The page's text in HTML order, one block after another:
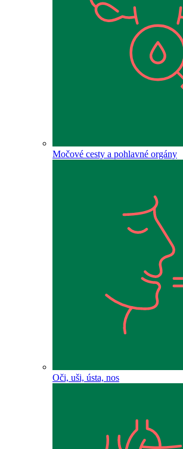
Močové cesty a pohlavné orgány
Oči, uši, ústa, nos